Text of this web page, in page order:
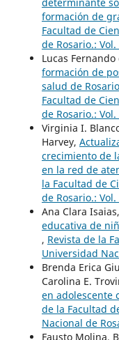
determinante
formación de
Facultad de
de Rosario.: Vol.
Lucas Fernando
formación de
salud de
Facultad de
de Rosario.: Vol.
Virginia I.
Harvey,
crecimiento de
en la red de
la Facultad de
de Rosario.: Vol.
Ana Clara Isaias,
educativa de
, Revista de la
Universidad
Brenda Erica
Carolina E.
en adolescente
de la Facultad
Nacional de
Fausto Molina,